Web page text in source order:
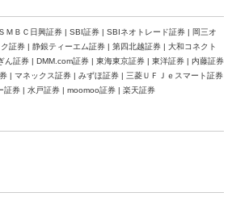
ＭＢＣ日興証券 | SBI証券 | SBIネオトレード証券 | 岡三オ
証券 | 静銀ティーエム証券 | 第四北越証券 | 大和コネクト
ん証券 | DMM.com証券 | 東海東京証券 | 東洋証券 | 内藤証券
| マネックス証券 | みずほ証券 | 三菱ＵＦＪｅスマート証券
証券 | 水戸証券 | moomoo証券 | 楽天証券